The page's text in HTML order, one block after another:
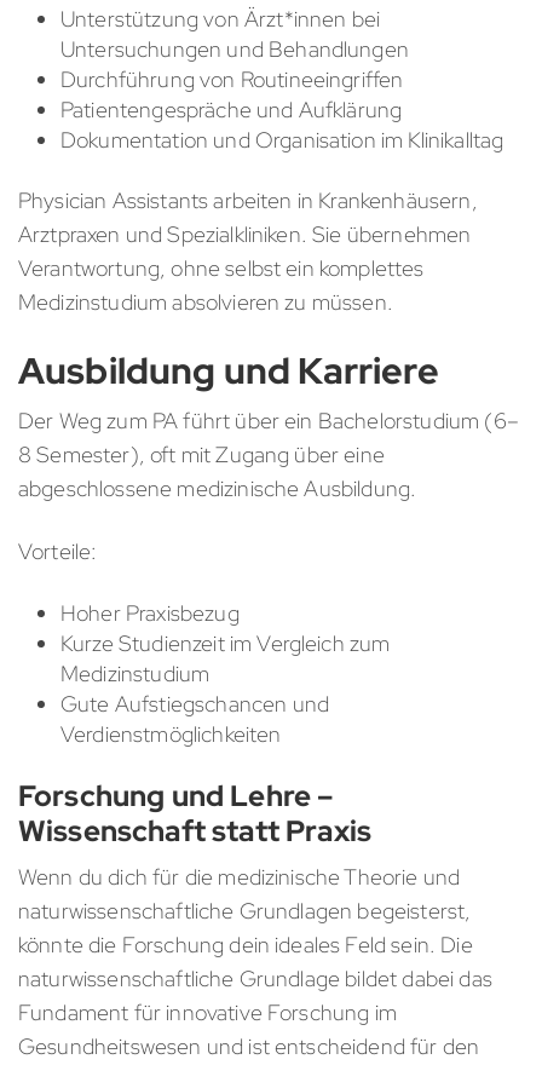
Unterstützung von Ärzt*innen bei
Untersuchungen und Behandlungen
Durchführung von Routineeingriffen
Patientengespräche und Aufklärung
Dokumentation und Organisation im Klinikalltag
Physician Assistants arbeiten in Krankenhäusern,
Arztpraxen und Spezialkliniken. Sie übernehmen
Verantwortung, ohne selbst ein komplettes
Medizinstudium absolvieren zu müssen.
Ausbildung und Karriere
Der Weg zum PA führt über ein Bachelorstudium (6–
8 Semester), oft mit Zugang über eine
abgeschlossene medizinische Ausbildung.
Vorteile:
Hoher Praxisbezug
Kurze Studienzeit im Vergleich zum
Medizinstudium
Gute Aufstiegschancen und
Verdienstmöglichkeiten
Forschung und Lehre –
Wissenschaft statt Praxis
Wenn du dich für die medizinische Theorie und
naturwissenschaftliche Grundlagen begeisterst,
könnte die Forschung dein ideales Feld sein. Die
naturwissenschaftliche Grundlage bildet dabei das
Fundament für innovative Forschung im
Gesundheitswesen und ist entscheidend für den